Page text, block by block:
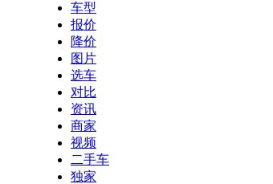
车型
报价
降价
图片
选车
对比
资讯
商家
视频
二手车
独家